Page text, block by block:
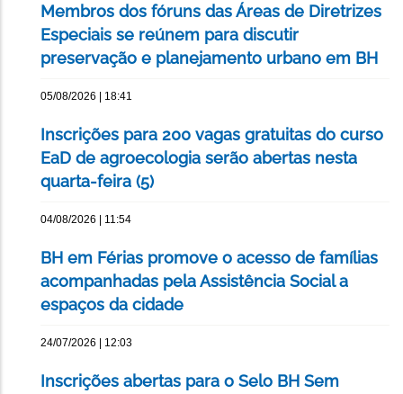
Membros dos fóruns das Áreas de Diretrizes
Especiais se reúnem para discutir
preservação e planejamento urbano em BH
05/08/2026 | 18:41
Inscrições para 200 vagas gratuitas do curso
EaD de agroecologia serão abertas nesta
quarta-feira (5)
04/08/2026 | 11:54
BH em Férias promove o acesso de famílias
acompanhadas pela Assistência Social a
espaços da cidade
24/07/2026 | 12:03
Inscrições abertas para o Selo BH Sem